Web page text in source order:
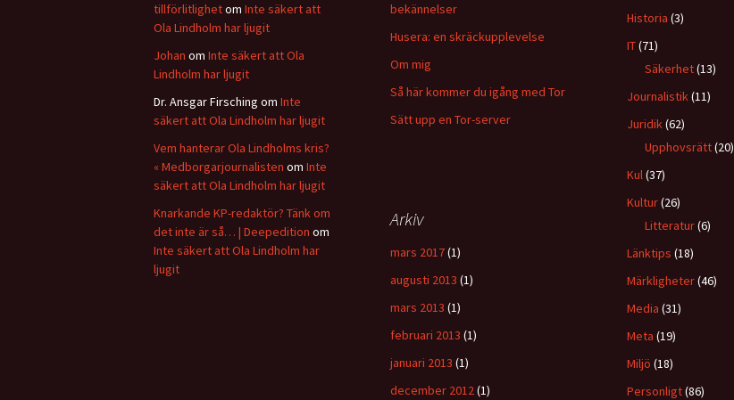
tillförlitlighetom Inte säkert att
Ola Lindholm har ljugit
Johan om Inte säkert att Ola
Lindholm har ljugit
Dr. Ansgar Firsching om Inte
säkert att Ola Lindholm har ljugit
Vem hanterar Ola Lindholms kris?
« Medborgarjournalisten om Inte
säkert att Ola Lindholm har ljugit
Knarkande KP-redaktör? Tänk om
det inte är så… | Deepedition om
Inte säkert att Ola Lindholm har
ljugit
bekännelser
Husera: en skräckupplevelse
Om mig
Så här kommer du igång med Tor
Sätt upp en Tor-server
Historia (3)
IT(71)
Säkerhet(13)
Journalistik(11)
Juridik(62)
Upphovsrätt(20)
Kul(37)
Kultur(26)
Litteratur(6)
Länktips (18)
Märkligheter(46)
Media (31)
Meta (19)
Miljö (18)
Personligt(86)
Arkiv
mars 2017(1)
augusti 2013 (1)
mars 2013 (1)
februari 2013 (1)
januari 2013 (1)
december 2012(1)